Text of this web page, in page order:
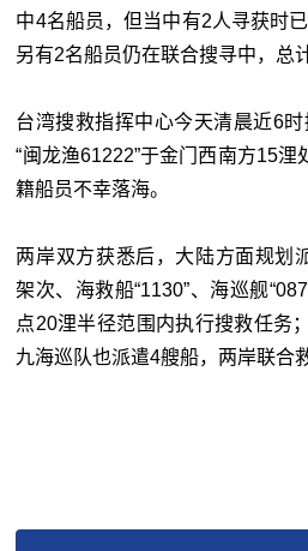
中4名船员，但当中有2人寻获时
另有2名船员仍在联合搜寻中，总
台湾搜救指挥中心今天清晨近6
“闽龙渔61222”于金门西南方15
籍船员不幸落海。
两岸双方获悉后，大陆方面规划
架次、海救船“1130”、海巡舰
点20浬半径范围内执行搜救任务
九海巡队也派遣4艘船，两岸联合